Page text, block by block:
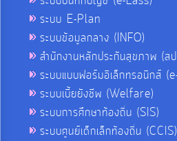
ระบบ E-Plan
ระบบข้อมูลกลาง (INFO)
สำนักงานหลักประกันสุขภาพ (ส
ระบบแบบฟอร์มอิเล็กทรอนิกส์
ระบบเบี้ยยังชีพ (Welfare)
ระบบการศึกษาท้องถิ่น (SIS)
ระบบศูนย์เด็กเล็กท้องถิ่น (CCIS)